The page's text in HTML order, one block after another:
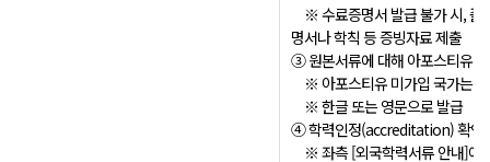
※ 수료증명서 발급 불가 시, 졸
명서나 학칙 등 증빙자료 제출
③ 원본서류에 대해 아포스티유
※ 아포스티유 미가입 국가는
※ 한글 또는 영문으로 발급
④ 학력인정(accreditation) 확인
※ 좌측 [외국학력서류 안내]에